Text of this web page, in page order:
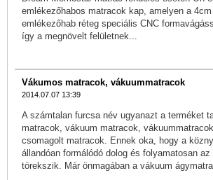
emlékezőhabos matracok kap, amelyen a
emlékezőhab réteg speciális CNC
így a megnövelt felületnek...
Vákumos matracok, vákuummatracok
2014.07.07 13:39
A számtalan furcsa név ugyanazt a terméket
matracok, vákuum matracok,
csomagolt matracok. Ennek oka, hogy a
állandóan formálódó dolog és folyamatosan
törekszik. Már önmagában a vákuum